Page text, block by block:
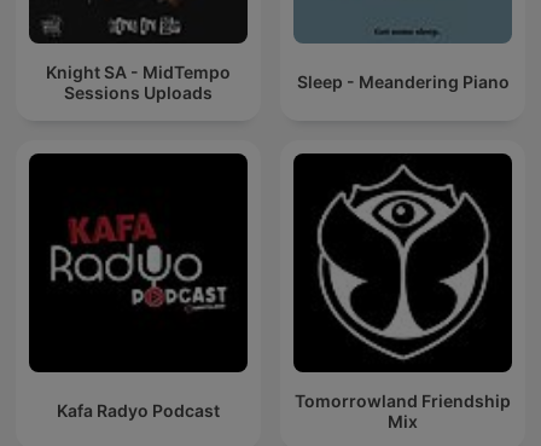
Knight SA - MidTempo
Sessions Uploads
Sleep - Meandering Piano
Kafa Radyo Podcast
Tomorrowland Friendship
Mix